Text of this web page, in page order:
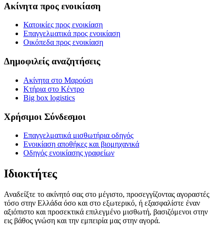
Ακίνητα προς ενοικίαση
Κατοικίες προς ενοικίαση
Επαγγελματικά προς ενοικίαση
Οικόπεδα προς ενοικίαση
Δημοφιλείς αναζητήσεις
Ακίνητα στο Μαρούσι
Κτήρια στο Κέντρο
Big box logistics
Χρήσιμοι Σύνδεσμοι
Επαγγελματικά μισθωτήρια οδηγός
Ενοικίαση αποθήκες και βιομηχανικά
Οδηγός ενοικίασης γραφείων
Ιδιοκτήτες
Αναδείξτε το ακίνητό σας στο μέγιστο, προσεγγίζοντας αγοραστές
τόσο στην Ελλάδα όσο και στο εξωτερικό, ή εξασφαλίστε έναν
αξιόπιστο και προσεκτικά επιλεγμένο μισθωτή, βασιζόμενοι στην
εις βάθος γνώση και την εμπειρία μας στην αγορά.